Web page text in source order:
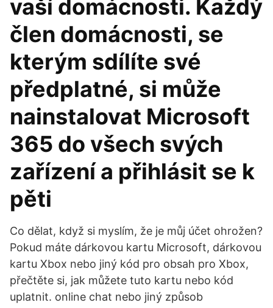
vaší domácnosti. Každý
člen domácnosti, se
kterým sdílíte své
předplatné, si může
nainstalovat Microsoft
365 do všech svých
zařízení a přihlásit se k
pěti
Co dělat, když si myslím, že je můj účet ohrožen?
Pokud máte dárkovou kartu Microsoft, dárkovou
kartu Xbox nebo jiný kód pro obsah pro Xbox,
přečtěte si, jak můžete tuto kartu nebo kód
uplatnit. online chat nebo jiný způsob